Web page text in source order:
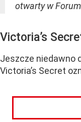
otwarty w
Victoria’s
Jeszcze niedawno
Victoria’s Secret